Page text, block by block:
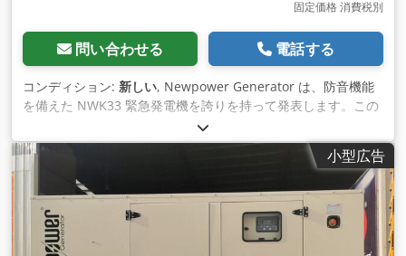
固定価格 消費税別
問い合わせる 電話する
コンディション: 新しい, Newpower Generator は、防音機能
を備えた NWK33 緊急発電機を誇りを持って発表します。この
ユニットは新品で、制御システム、ディーゼル タンク、排気バ
ッテリー、機械式スピード コントローラー、AVR、バッテリー
チャージャー、冷却水ヒーター、ターボチャージャー、ソケッ
ト、FI 保護回路ブレーカーが完備されています。 技術データ:
モデル: NWK33 防音機能付き非常用発電機 ファウデモーター
ニューパワー発電機 エンジン: Fawde 4DX92-35D、4気筒、水
冷 発電機: Newpower NW/N33 連続電力: 24 kW / 30 kVA 最大
小型広告